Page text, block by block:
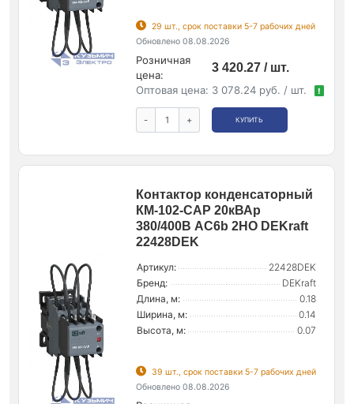
29 шт., срок поставки 5-7 рабочих дней
Обновлено 08.08.2026
Розничная
цена:
3 420.27 / шт.
Оптовая цена: 3 078.24 руб. / шт. !
- + КУПИТЬ
Контактор конденсаторный
КМ-102-CAP 20кВАр
380/400В AC6b 2НО DEKraft
22428DEK
Артикул:
22428DEK
Бренд:
DEKraft
Длина, м:
0.18
Ширина, м:
0.14
Высота, м:
0.07
39 шт., срок поставки 5-7 рабочих дней
Обновлено 08.08.2026